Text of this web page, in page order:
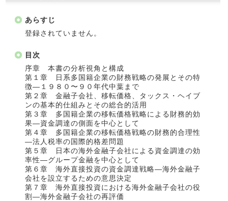
あらすじ
登録されていません。
目次
序章 本書の分析視角と構成
第１章 日系多国籍企業の財務戦略の発展とその特
徴―１９８０〜９０年代中葉まで
第２章 金融子会社、移転価格、タックス・ヘイブ
ンの基本的仕組みとその総合的活用
第３章 多国籍企業の移転価格戦略による財務的効
果―資金調達の側面を中心として
第４章 多国籍企業の移転価格戦略の財務的合理性
―法人税率の国際的格差問題
第５章 日本の海外金融子会社による資金調達の効
率性―グループ金融を中心として
第６章 海外直接投資の資金調達戦略―海外金融子
会社を設立するための意思決定
第７章 海外直接投資における海外金融子会社の役
割―海外金融子会社の再評価